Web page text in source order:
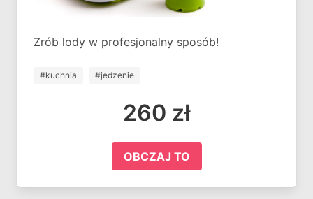
Zrób lody w profesjonalny sposób!
#kuchnia #jedzenie
260 zł
OBCZAJ TO